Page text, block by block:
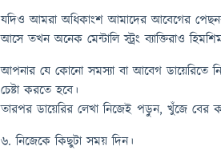
যদিও আমরা অধিকাংশ আমাদের আবেগের
আসে তখন অনেক মেন্টালি স্ট্রং ব্যাক্তিরাও
আপনার যে কোনো সমস্যা বা আবেগ ডায়েরিতে
চেষ্টা করতে হবে।
তারপর ডায়েরির লেখা নিজেই পড়ুন, খুঁজে বের
৬. নিজেকে কিছুটা সময় দিন।